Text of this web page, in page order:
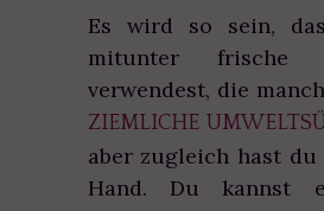
Es wird so sein,
mitunter frische
verwendest, die
ZIEMLICHE
aber zugleich hast
Hand. Du kannst